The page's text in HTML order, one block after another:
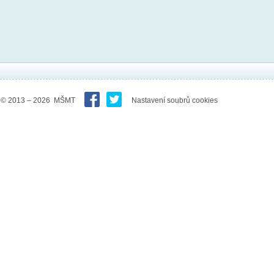
© 2013 – 2026 MŠMT Nastavení soubrů cookies